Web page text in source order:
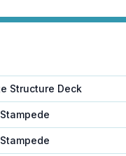
Structure Deck